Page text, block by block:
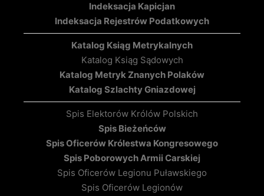
Indeksacja Kapicjan
Indeksacja Rejestrów Podatkowych
Katalog Ksiąg Metrykalnych
Katalog Ksiąg Sądowych
Katalog Metryk Znanych Polaków
Katalog Szlachty Gniazdowej
Spis Elektorów Królów Polskich
Spis Bieżeńców
Spis Oficerów Królestwa Kongresowego
Spis Poborowych Armii Carskiej
Spis Oficerów Legionu Puławskiego
Spis Oficerów Legionów